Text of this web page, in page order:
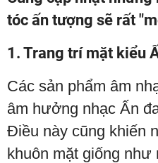
tóc ấn tượng sẽ rất
1. Trang trí mặt kiểu
Các sản phẩm âm
âm hưởng nhạc Ấn
Điều này cũng khiến
khuôn mặt giống